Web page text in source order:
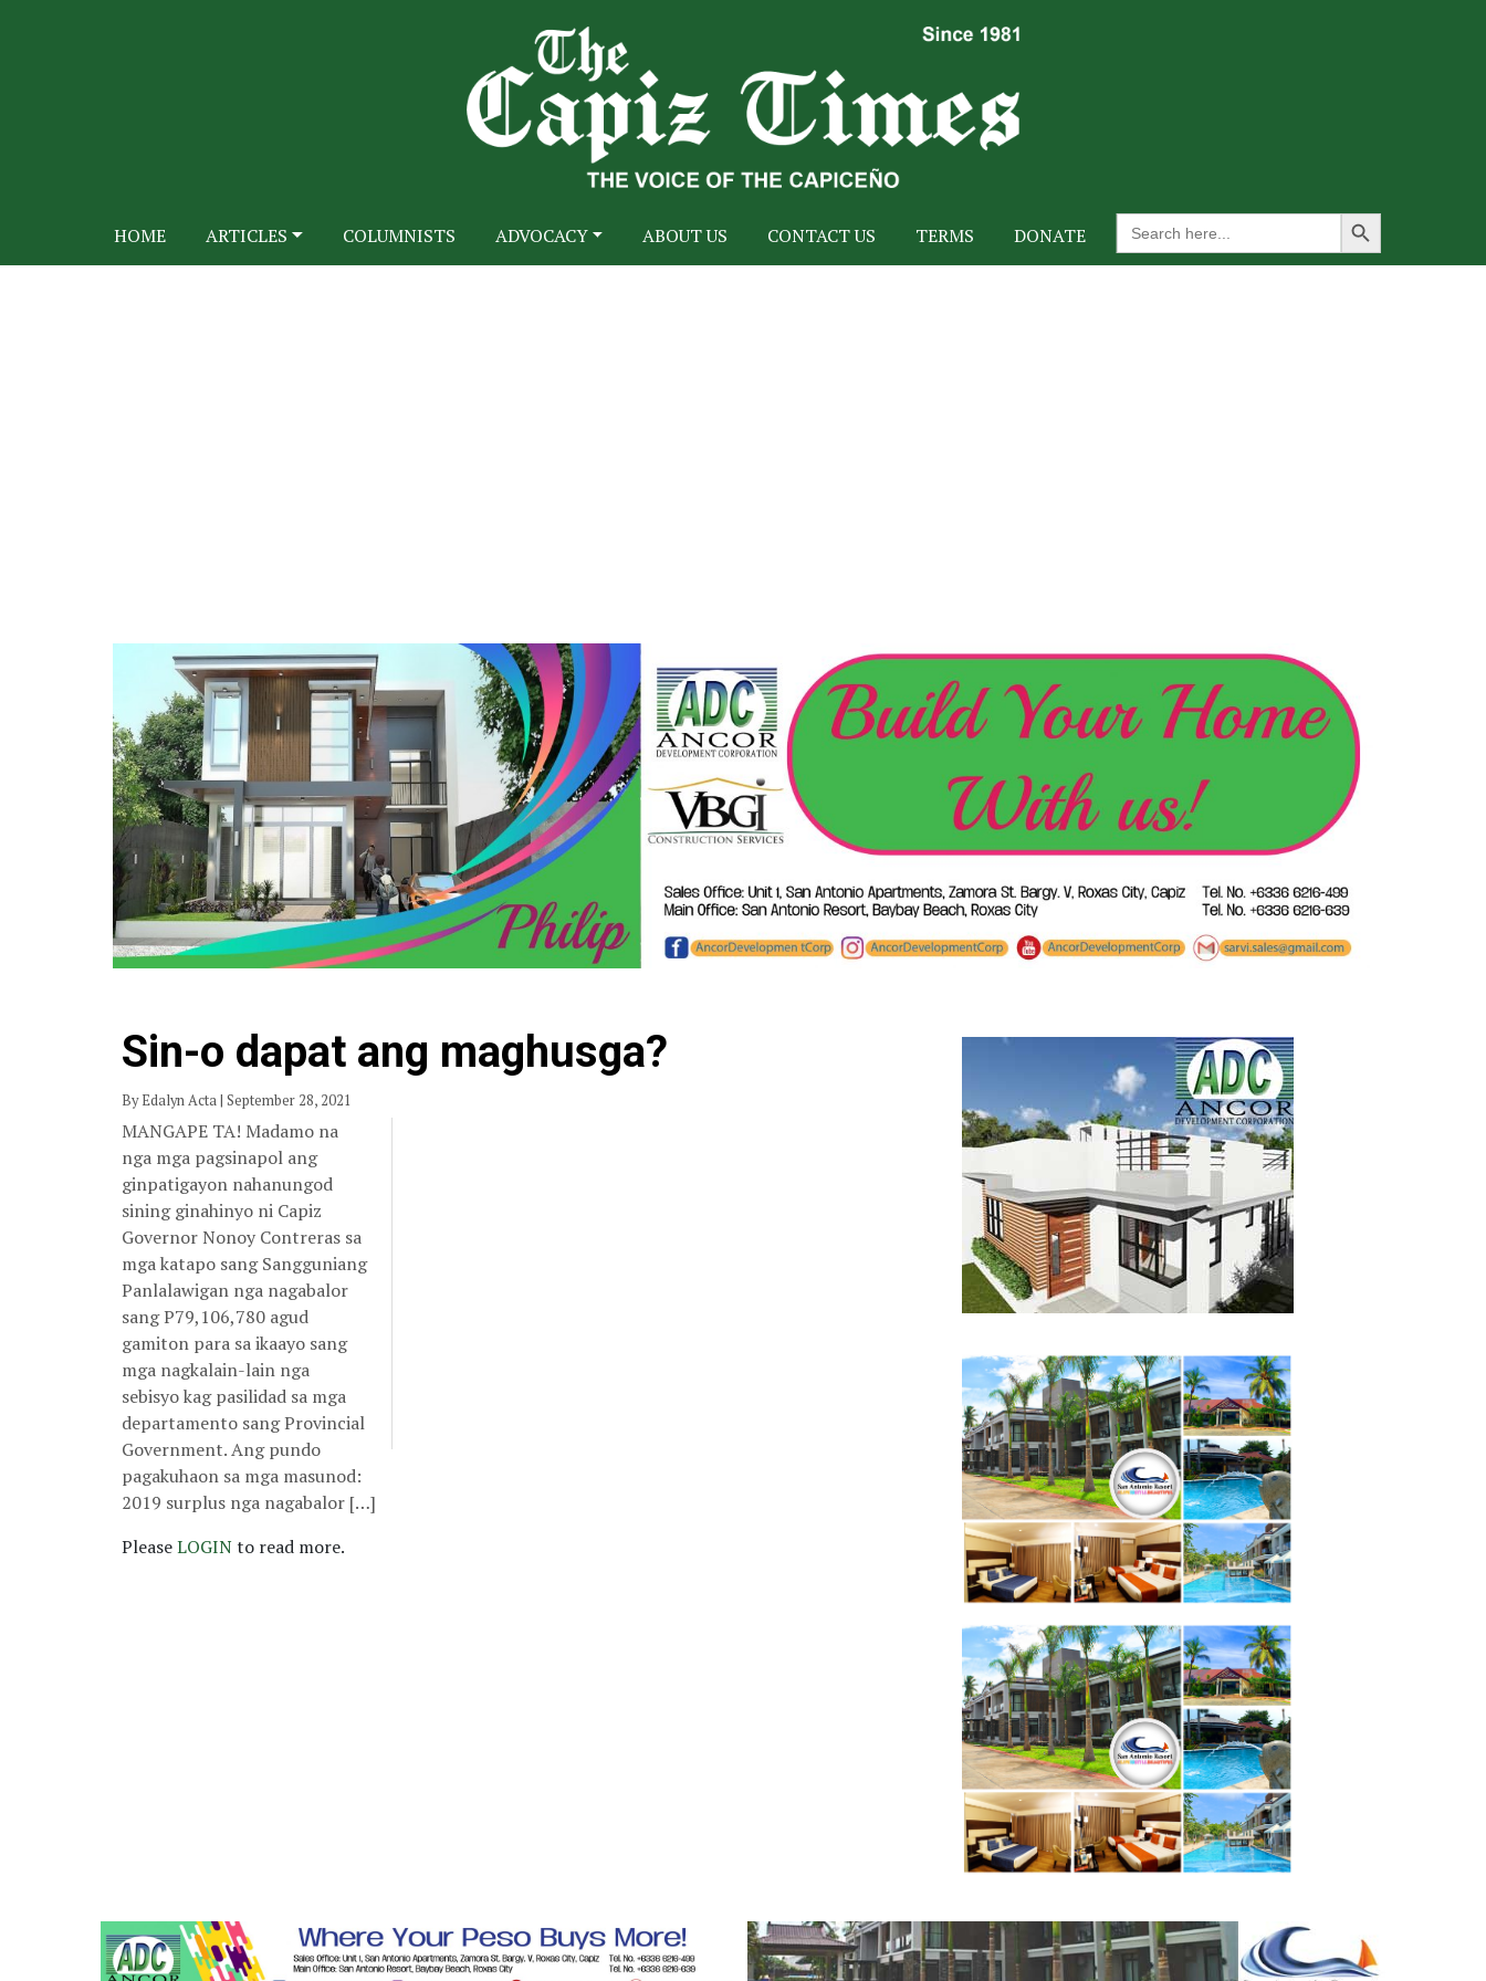
HOME ARTICLES COLUMNISTS ADVOCACY ABOUT US CONTACT US TERMS DONATE
Search
for:
Search Button
Sin-o dapat ang maghusga?
By Edalyn Acta | September 28, 2021
MANGAPE TA! Madamo na
nga mga pagsinapol ang
ginpatigayon nahanungod
sining ginahinyo ni Capiz
Governor Nonoy Contreras sa
mga katapo sang Sangguniang
Panlalawigan nga nagabalor
sang P79,106,780 agud
gamiton para sa ikaayo sang
mga nagkalain-lain nga
sebisyo kag pasilidad sa mga
departamento sang Provincial
Government. Ang pundo
pagakuhaon sa mga masunod:
2019 surplus nga nagabalor […]
PleaseLOGINto read more.